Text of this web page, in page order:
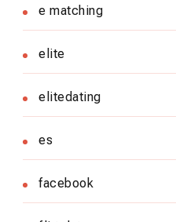
e matching
elite
elitedating
es
facebook